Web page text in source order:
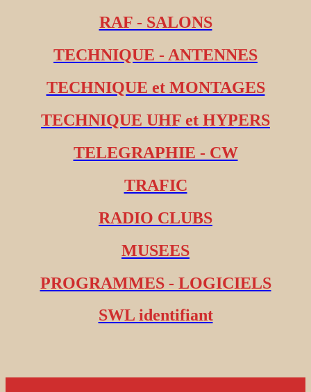
RAF - SALONS
TECHNIQUE - ANTENNES
TECHNIQUE et MONTAGES
TECHNIQUE UHF et HYPERS
TELEGRAPHIE - CW
TRAFIC
RADIO CLUBS
MUSEES
PROGRAMMES - LOGICIELS
SWL identifiant